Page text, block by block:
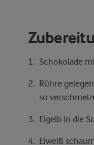
Schokolade
Rühre
so
Eigelb in die
Eiweiß